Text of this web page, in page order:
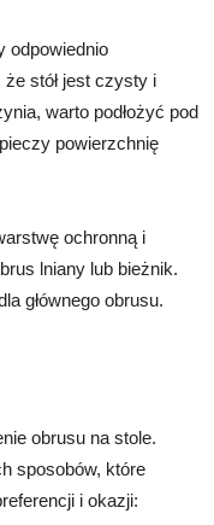
odpowiednio
stół jest czysty i
warto podłożyć pod
powierzchnię
ochronną i
lniany lub bieżnik.
głównego obrusu.
obrusu na stole.
sposobów, które
i okazji: